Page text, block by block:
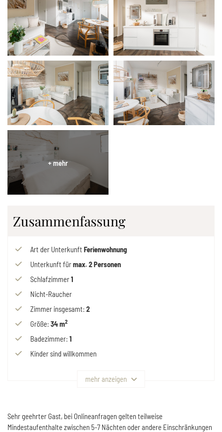
Zusammenfassung
Art der Unterkunft Ferienwohnung
Unterkunft fürmax. 2Personen
Schlafzimmer1
Nicht-Raucher
Zimmer insgesamt: 2
Größe: 34 m2
Badezimmer: 1
Kinder sind willkommen
mehr anzeigen
Sehr geehrter Gast, bei Onlineanfragen gelten teilweise
Mindestaufenthalte zwischen 5-7 Nächten oder andere Einschränkungen